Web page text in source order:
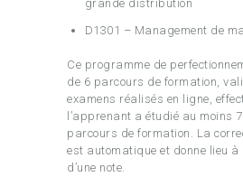
grande distribution
D1301 – Management de
Ce programme de
de 6 parcours de formation,
examens réalisés en ligne,
l’apprenant a étudié au moins
parcours de formation. La
est automatique et donne lieu
d’une note.